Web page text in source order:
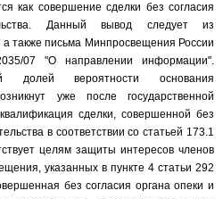
как совершение сделки без согласия
Данный вывод следует из
а также письма Минпросвещения России
07 "О направлении информации".
долей вероятности основания
уже после государственной
сделки, совершенной без
в соответствии со статьей 173.1
целям защиты интересов членов
указанных в пункте 4 статьи 292
без согласия органа опеки и